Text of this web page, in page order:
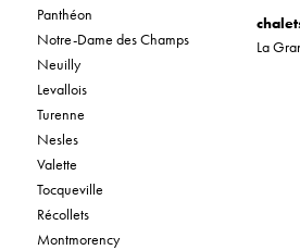
Panthéon
Notre-Dame des Champs
Neuilly
Levallois
Turenne
Nesles
Valette
Tocqueville
Récollets
Montmorency
La